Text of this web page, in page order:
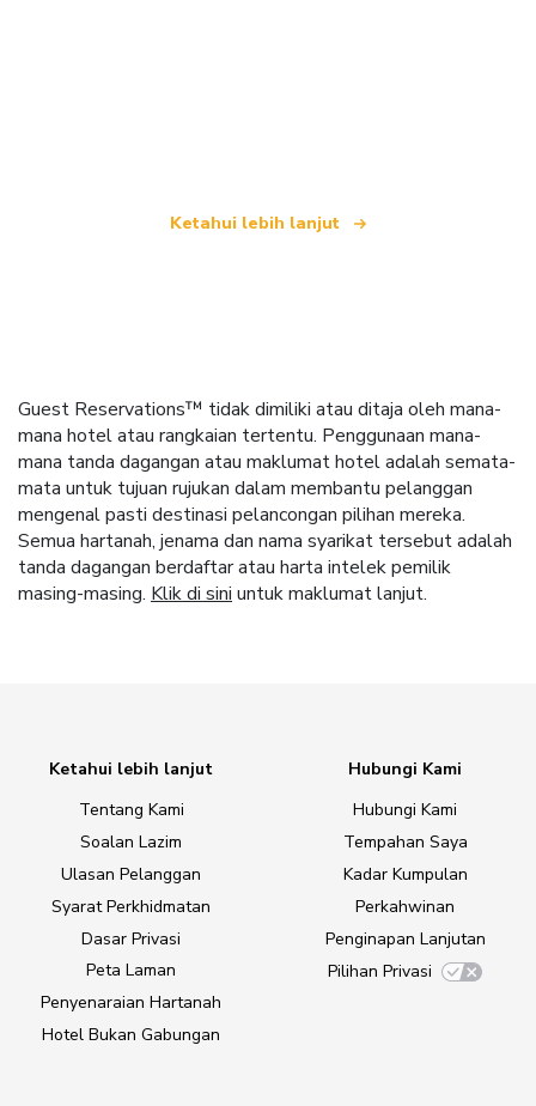
Ketahui lebih lanjut
Guest Reservations™ tidak dimiliki atau ditaja oleh mana-
mana hotel atau rangkaian tertentu. Penggunaan mana-
mana tanda dagangan atau maklumat hotel adalah semata-
mata untuk tujuan rujukan dalam membantu pelanggan
mengenal pasti destinasi pelancongan pilihan mereka.
Semua hartanah, jenama dan nama syarikat tersebut adalah
tanda dagangan berdaftar atau harta intelek pemilik
masing-masing. Klik di sini untuk maklumat lanjut.
Ketahui lebih lanjut
Tentang Kami
Soalan Lazim
Ulasan Pelanggan
Syarat Perkhidmatan
Dasar Privasi
Peta Laman
Penyenaraian Hartanah
Hotel Bukan Gabungan
Hubungi Kami
Hubungi Kami
Tempahan Saya
Kadar Kumpulan
Perkahwinan
Penginapan Lanjutan
Pilihan Privasi